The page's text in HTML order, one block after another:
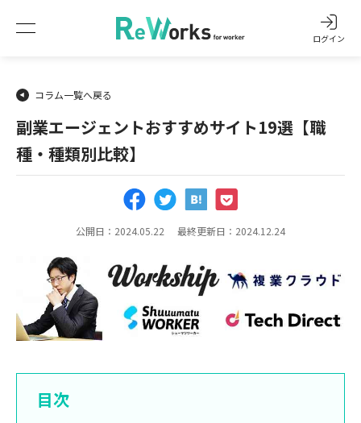
ログイン
コラム一覧へ戻る
副業エージェントおすすめサイト19選【職
種・種類別比較】
公開日：2024.05.22 最終更新日：2024.12.24
目次